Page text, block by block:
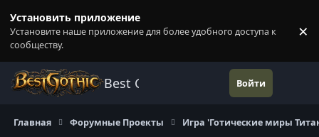
Установить приложение
Установите наше приложение для более удобного доступа к
сообществу.
×
Best Gothic Forums Войти
Главная Форумные Проекты Игра 'Готические миры